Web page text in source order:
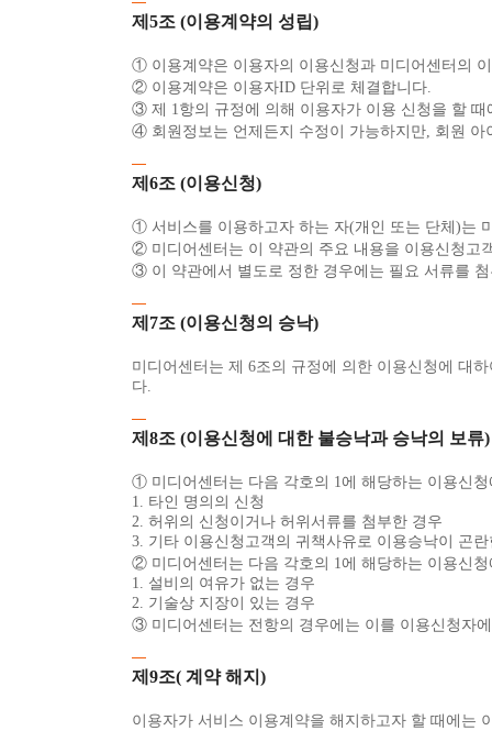
제5조 (이용계약의 성립)
① 이용계약은 이용자의 이용신청과 미디어센터의
② 이용계약은 이용자ID 단위로 체결합니다.
③ 제 1항의 규정에 의해 이용자가 이용 신청을 할
④ 회원정보는 언제든지 수정이 가능하지만, 회원
제6조 (이용신청)
① 서비스를 이용하고자 하는 자(개인 또는 단체)는
② 미디어센터는 이 약관의 주요 내용을 이용신청고
③ 이 약관에서 별도로 정한 경우에는 필요 서류를
제7조 (이용신청의 승낙)
미디어센터는 제 6조의 규정에 의한 이용신청에 대
다.
제8조 (이용신청에 대한 불승낙과 승낙의 보류)
① 미디어센터는 다음 각호의 1에 해당하는 이용신
1. 타인 명의의 신청
2. 허위의 신청이거나 허위서류를 첨부한 경우
3. 기타 이용신청고객의 귀책사유로 이용승낙이 곤
② 미디어센터는 다음 각호의 1에 해당하는 이용신
1. 설비의 여유가 없는 경우
2. 기술상 지장이 있는 경우
③ 미디어센터는 전항의 경우에는 이를 이용신청자
제9조( 계약 해지)
이용자가 서비스 이용계약을 해지하고자 할 때에는